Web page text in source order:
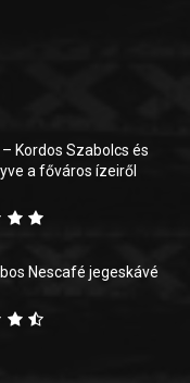
Kordos Szabolcs és
a főváros ízeiről
Nescafé jegeskávé